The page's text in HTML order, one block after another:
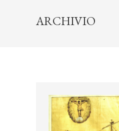
ARCHIVIO